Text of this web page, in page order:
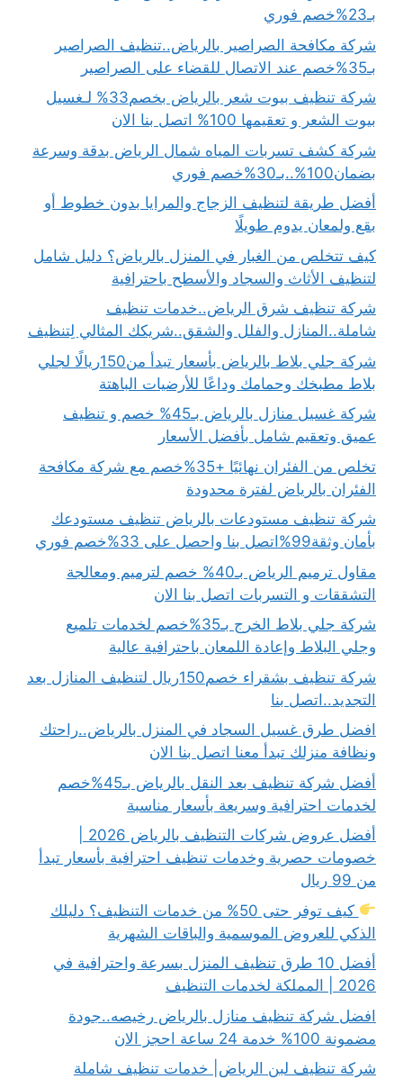
بـ23%خصم فوري
شركة مكافحة الصراصير بالرياض..تنظيف الصراصير
بـ35%خصم عند الاتصال للقضاء على الصراصير
شركة تنظيف بيوت شعر بالرياض بخصم33% لـغسيل
بيوت الشعر و تعقيمها 100% اتصل بنا الان
شركة كشف تسربات المياه شمال الرياض بدقة وسرعة
بضمان100%..بـ30%خصم فوري
أفضل طريقة لتنظيف الزجاج والمرايا بدون خطوط أو
بقع ولمعان يدوم طويلًا
كيف تتخلص من الغبار في المنزل بالرياض؟ دليل شامل
لتنظيف الأثاث والسجاد والأسطح باحترافية
شركة تنظيف شرق الرياض..خدمات تنظيف
شاملة..المنازل والفلل والشقق..شريكك المثالي لِتنظيف
شركة جلي بلاط بالرياض بأسعار تبدأ من150ريالًا لجلي
بلاط مطبخك وحمامك وداعًا للأرضيات الباهتة
شركة غسيل منازل بالرياض بـ45% خصم و تنظيف
عميق وتعقيم شامل بأفضل الأسعار
تخلص من الفئران نهائيًا +35%خصم مع شركة مكافحة
الفئران بالرياض لفترة محدودة
شركة تنظيف مستودعات بالرياض تنظيف مستودعك
بأمان وثقة99%اتصل بنا واحصل على 33%خصم فوري
مقاول ترميم الرياض بـ40% خصم لترميم ومعالجة
التشققات و التسربات اتصل بنا الان
شركة جلي بلاط الخرج بـ35%خصم لخدمات تلميع
وجلي البلاط وإعادة اللمعان باحترافية عالية
شركة تنظيف بشقراء خصم150ريال لتنظيف المنازل بعد
التجديد..اتصل بنا
افضل طرق غسيل السجاد في المنزل بالرياض..راحتك
ونظافة منزلك تبدأ معنا اتصل بنا الان
أفضل شركة تنظيف بعد النقل بالرياض بـ45%خصم
لخدمات احترافية وسريعة بأسعار مناسبة
خصومات حصرية وخدمات تنظيف احترافية بأسعار تبدأ
من 99 ريال
كيف توفر حتى 50% من خدمات التنظيف؟ دليلك
الذكي للعروض الموسمية والباقات الشهرية
أفضل 10 طرق تنظيف المنزل بسرعة واحترافية في
2026 | المملكة لخدمات التنظيف
افضل شركة تنظيف منازل بالرياض رخيصه..جودة
مضمونة 100% خدمة 24 ساعة احجز الان
شركة تنظيف لبن الرياض| خدمات تنظيف شاملة